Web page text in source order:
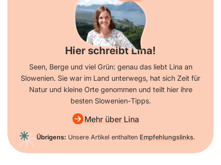
Hier schreibt Lina!
Seen, Berge und viel Grün: genau das liebt Lina an
Slowenien. Sie war im Land unterwegs, hat sich Zeit für
Natur und kleine Orte genommen und teilt hier ihre
besten Slowenien-Tipps.
Mehr über Lina
Übrigens: Unsere Artikel enthalten Empfehlungslinks.